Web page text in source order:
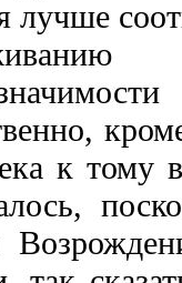
лучше
к тому